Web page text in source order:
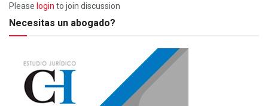
Please login to join discussion
Necesitas un abogado?